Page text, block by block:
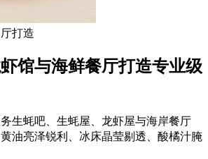
打造
馆与海鲜餐厅打造专业级
生蚝吧、生蚝屋、龙虾屋与海岸餐厅
油亮泽锐利、冰床晶莹剔透、酸橘汁腌